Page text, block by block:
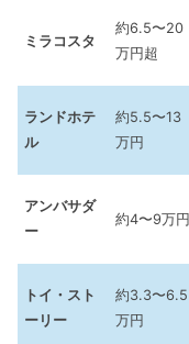
ミラコスタ
約6.5〜20
万円超
ランドホテ
ル
約5.5〜13
万円
アンバサダ
ー
約4〜9万円
トイ・スト
ーリー
約3.3〜6.5
万円